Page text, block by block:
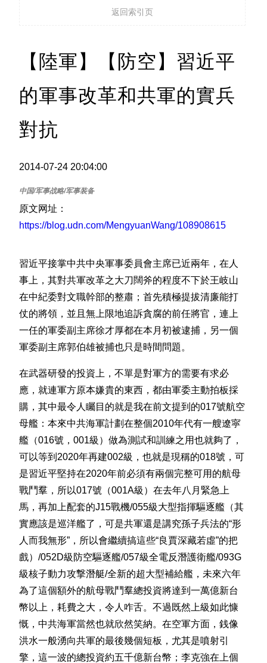
返回索引页
【陸軍】【防空】習近平
的軍事改革和共軍的實兵
對抗
2014-07-24 20:04:00
原文网址：
https://blog.udn.com/MengyuanWang/108908615
習近平接掌中共中央軍事委員會主席已近兩年，在人
事上，其對共軍改革之大刀闊斧的程度不下於王岐山
在中紀委對文職幹部的整肅；首先積極提拔清廉能打
仗的將領，並且無上限地追訴貪腐的前任將官，連上
一任的軍委副主席徐才厚都在本月初被逮捕，另一個
軍委副主席郭伯雄被捕也只是時間問題。
在武器研發的投資上，不單是對軍方的需要有求必
應，就連軍方原本嫌貴的東西，都由軍委主動拍板採
購，其中最令人矚目的就是我在前文提到的017號航空
母艦：本來中共海軍計劃在整個2010年代有一艘遼寜
艦（016號，001級）做為測試和訓練之用也就夠了，
可以等到2020年再建002級，也就是現稱的018號，可
是習近平堅持在2020年前必須有兩個完整可用的航母
戰鬥羣，所以017號（001A級）在去年八月緊急上
馬，再加上配套的J15戰機/055級大型指揮驅逐艦（其
實應該是巡洋艦了，可是共軍還是講究孫子兵法的“形
人而我無形”，所以會繼續搞這些“良賈深藏若虛”的把
戲）/052D級防空驅逐艦/057級全電反潛護衛艦/093G
級核子動力攻撃潛艇/全新的超大型補給艦，未來六年
為了這個額外的航母戰鬥羣總投資將達到一萬億新台
幣以上，耗費之大，令人咋舌。不過既然上級如此慷
慨，中共海軍當然也就欣然笑納。在空軍方面，銭像
洪水一般湧向共軍的最後幾個短板，尤其是噴射引
擎，這一波的總投資約五千億新台幣；李克強在上個